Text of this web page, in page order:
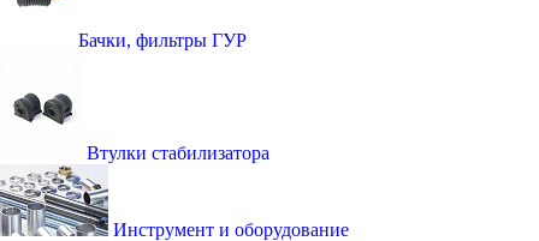
Бачки, фильтры ГУР
Втулки стабилизатора
Инструмент и оборудование